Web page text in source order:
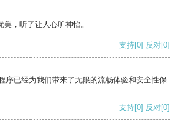
，听了让人心旷神怡。
支持[0] 反对[0]
序已经为我们带来了无限的流畅体验和安全性保
支持[0] 反对[0]